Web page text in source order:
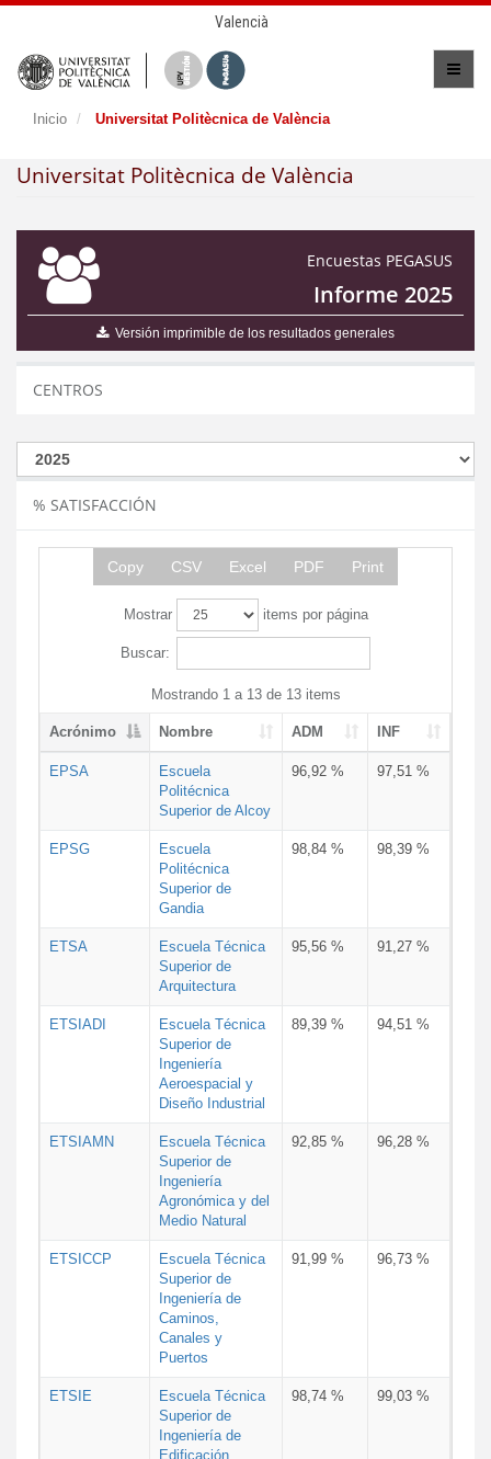
Valencià
Inicio Universitat Politècnica de València
Universitat Politècnica de València
Encuestas PEGASUS
Informe 2025
Versión imprimible de los resultados generales
CENTROS
% SATISFACCIÓN
Copy CSV Excel PDF Print
Mostrar items por página
Buscar:
Mostrando 1 a 13 de 13 items
Acrónimo Nombre ADM INF
EPSA
Escuela
Politécnica
Superior de Alcoy
96,92 % 97,51 %
EPSG
Escuela
Politécnica
Superior de
Gandia
98,84 % 98,39 %
ETSA
Escuela Técnica
Superior de
Arquitectura
95,56 % 91,27 %
ETSIADI
Escuela Técnica
Superior de
Ingeniería
Aeroespacial y
Diseño Industrial
89,39 % 94,51 %
ETSIAMN
Escuela Técnica
Superior de
Ingeniería
Agronómica y del
Medio Natural
92,85 % 96,28 %
ETSICCP
Escuela Técnica
Superior de
Ingeniería de
Caminos,
Canales y
Puertos
91,99 % 96,73 %
ETSIE
Escuela Técnica
Superior de
Ingeniería de
Edificación
98,74 % 99,03 %